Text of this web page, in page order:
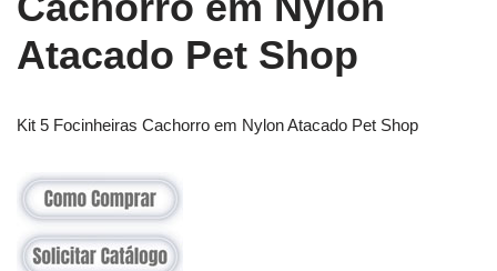
Atacado Pet Shop
Kit 5 Focinheiras Cachorro em Nylon Atacado Pet Shop